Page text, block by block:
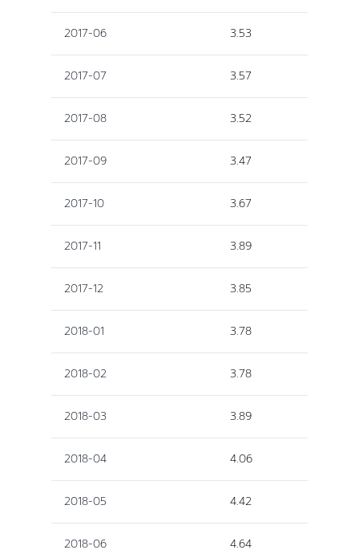
2017-06 3.53
2017-07 3.57
2017-08 3.52
2017-09 3.47
2017-10 3.67
2017-11 3.89
2017-12 3.85
2018-01 3.78
2018-02 3.78
2018-03 3.89
2018-04 4.06
2018-05 4.42
2018-06 4.64